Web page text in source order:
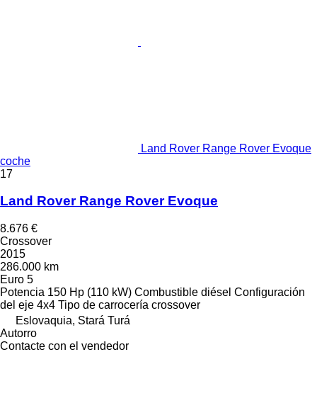
Land Rover Range Rover Evoque
coche
17
Land Rover Range Rover Evoque
8.676 €
Crossover
2015
286.000 km
Euro 5
Potencia 150 Hp (110 kW) Combustible diésel Configuración
del eje 4x4 Tipo de carrocería crossover
Eslovaquia, Stará Turá
Autorro
Contacte con el vendedor